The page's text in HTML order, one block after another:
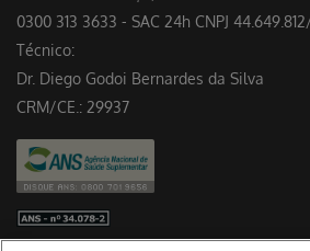
0300 313 3633 - SAC 24h CNPJ
Técnico:
Dr. Diego Godoi Bernardes da Silva
CRM/CE.: 29937